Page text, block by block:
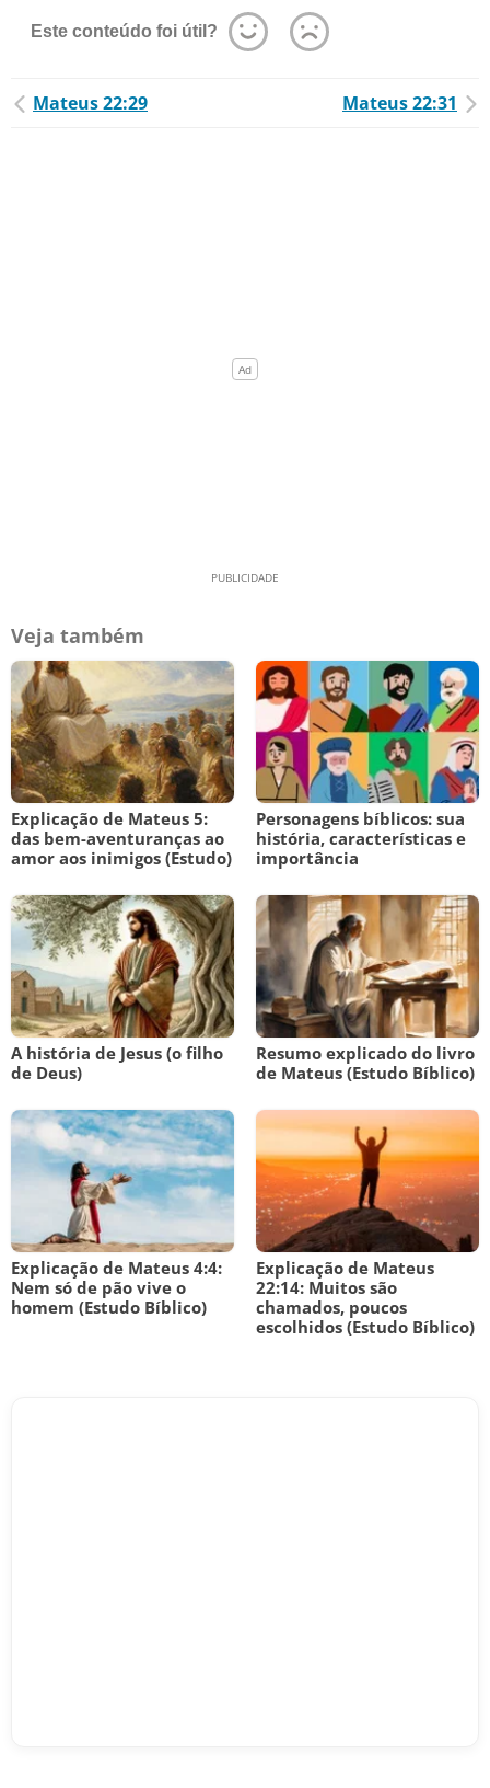
Este conteúdo foi útil?
Mateus 22:29 Mateus 22:31
Veja também
Explicação de Mateus 5:
das bem-aventuranças ao
amor aos inimigos (Estudo)
Personagens bíblicos: sua
história, características e
importância
A história de Jesus (o filho
de Deus)
Resumo explicado do livro
de Mateus (Estudo Bíblico)
Explicação de Mateus 4:4:
Nem só de pão vive o
homem (Estudo Bíblico)
Explicação de Mateus
22:14: Muitos são
chamados, poucos
escolhidos (Estudo Bíblico)